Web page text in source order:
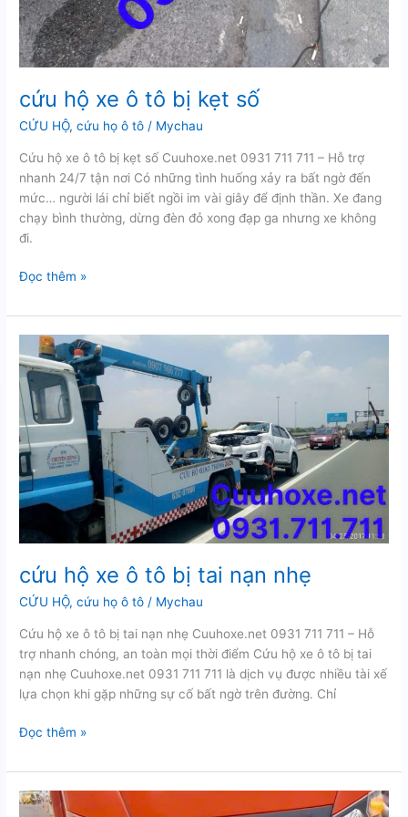
cứu hộ xe ô tô bị kẹt số
CỨU HỘ,cứu họ ô tô / Mychau
Cứu hộ xe ô tô bị kẹt số Cuuhoxe.net 0931 711 711 – Hỗ trợ
nhanh 24/7 tận nơi Có những tình huống xảy ra bất ngờ đến
mức… người lái chỉ biết ngồi im vài giây để định thần. Xe đang
chạy bình thường, dừng đèn đỏ xong đạp ga nhưng xe không
đi.
cứu
xe
ô
tô
bị
kẹt
số
Đọc thêm »
cứu hộ xe ô tô bị tai nạn nhẹ
CỨU HỘ,cứu họ ô tô / Mychau
Cứu hộ xe ô tô bị tai nạn nhẹ Cuuhoxe.net 0931 711 711 – Hỗ
trợ nhanh chóng, an toàn mọi thời điểm Cứu hộ xe ô tô bị tai
nạn nhẹ Cuuhoxe.net 0931 711 711 là dịch vụ được nhiều tài xế
lựa chọn khi gặp những sự cố bất ngờ trên đường. Chỉ
cứu
xe
ô
Đọc thêm »